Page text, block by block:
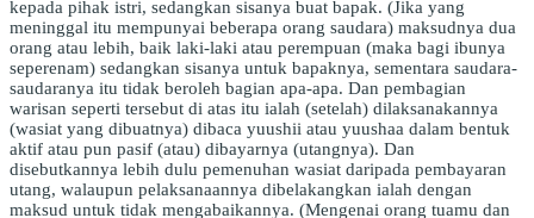
kepada pihak istri, sedangkan sisanya buat bapak. (Jika yang
meninggal itu mempunyai beberapa orang saudara) maksudnya dua
orang atau lebih, baik laki-laki atau perempuan (maka bagi ibunya
seperenam) sedangkan sisanya untuk bapaknya, sementara saudara-
saudaranya itu tidak beroleh bagian apa-apa. Dan pembagian
warisan seperti tersebut di atas itu ialah (setelah) dilaksanakannya
(wasiat yang dibuatnya) dibaca yuushii atau yuushaa dalam bentuk
aktif atau pun pasif (atau) dibayarnya (utangnya). Dan
disebutkannya lebih dulu pemenuhan wasiat daripada pembayaran
utang, walaupun pelaksanaannya dibelakangkan ialah dengan
maksud untuk tidak mengabaikannya. (Mengenai orang tuamu dan